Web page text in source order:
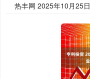
热丰网 2025年10月25